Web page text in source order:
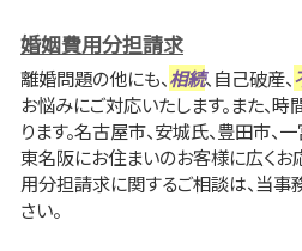
婚姻費用分担請求
離婚問題の他にも、相続、自己破産、
お悩みにご対応いたします。また、
ります。名古屋市、安城氏、豊田市、
東名阪にお住まいのお客様に広くお
用分担請求に関するご相談は、当事
さい。